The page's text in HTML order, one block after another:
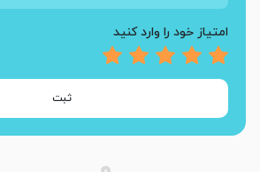
امتیاز خود را وارد کنید
ثبت